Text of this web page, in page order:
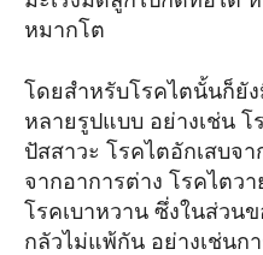
หมากโต
โดยสำหรับโรคไตนั้นก็ยั
หลายรูปแบบ อย่างเช่น โ
ปัสสาวะ โรคไตอักเสบจ
จากอาการต่าง โรคไตว
โรคเบาหวาน ซึ่งในส่วน
กลัวไม่แพ้กัน อย่างเช่นก